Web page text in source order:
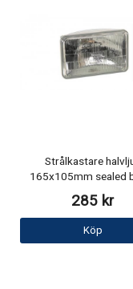
Strålkastare
165x105mm sealed
285 kr
Köp